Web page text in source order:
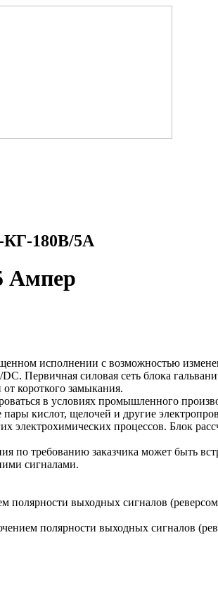
180В/5А
Ампер
исполнении с возможностью
Первичная силовая сеть блока
короткого замыкания.
в условиях промышленного
кислот, щелочей и другие
электрохимических процессов. Блок
по требованию заказчика может быть
сигналами.
полярности выходных сигналов
полярности выходных сигналов